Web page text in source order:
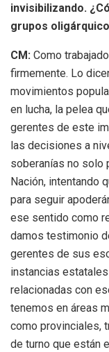
invisibilizando.
grupos
CM: Como
firmemente. Lo
movimientos
en lucha, la pelea
gerentes de este
las decisiones a
soberanías no solo
Nación, intentando
para seguir
ese sentido como
damos testimonio
gerentes de sus
instancias
relacionadas con
tenemos en áreas
como provinciales,
de turno que están